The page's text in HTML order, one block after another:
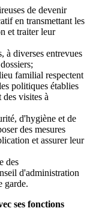
de devenir
en transmettant les
et traiter leur
à diverses entrevues
familial respectent
politiques établies
visites à
d'hygiène et de
des mesures
et assurer leur
des
d'administration
garde.
ses fonctions